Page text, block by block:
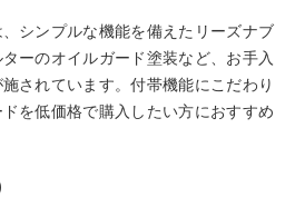
シンプルな機能を備えたリーズナブ
ーのオイルガード塗装など、お手入
されています。付帯機能にこだわり
を低価格で購入したい方におすすめ